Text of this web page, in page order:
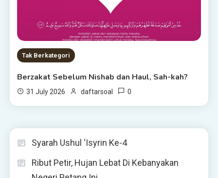
Tak Berkategori
Berzakat Sebelum Nishab dan Haul, Sah-kah?
31 July 2026 daftarsoal 0
Syarah Ushul ‘Isyrin Ke-4
Ribut Petir, Hujan Lebat Di Kebanyakan